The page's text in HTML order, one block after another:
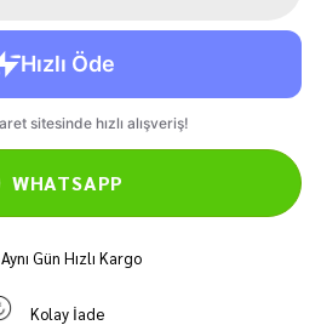
WHATSAPP
Aynı Gün Hızlı Kargo
Kolay İade